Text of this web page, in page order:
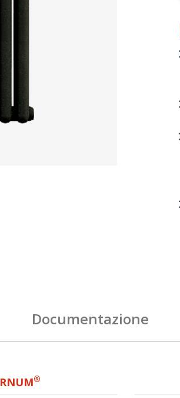
Documentazione
®